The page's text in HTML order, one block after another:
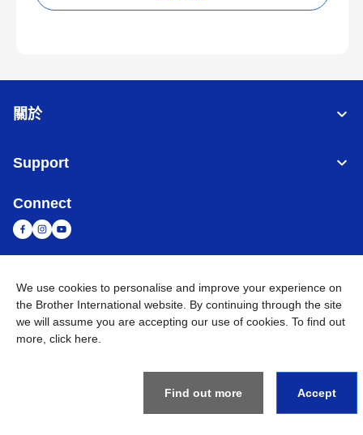
關於
Support
Connect
台灣 全球網路
隱私政策 條款與條件 網站地圖 造訪 Brother 全球網站
We use cookies to personalise and improve your experience on
the Brother International website. By continuing through the site
we will assume you are accepting our use of cookies. To find out
more, click here
Find out more Accept